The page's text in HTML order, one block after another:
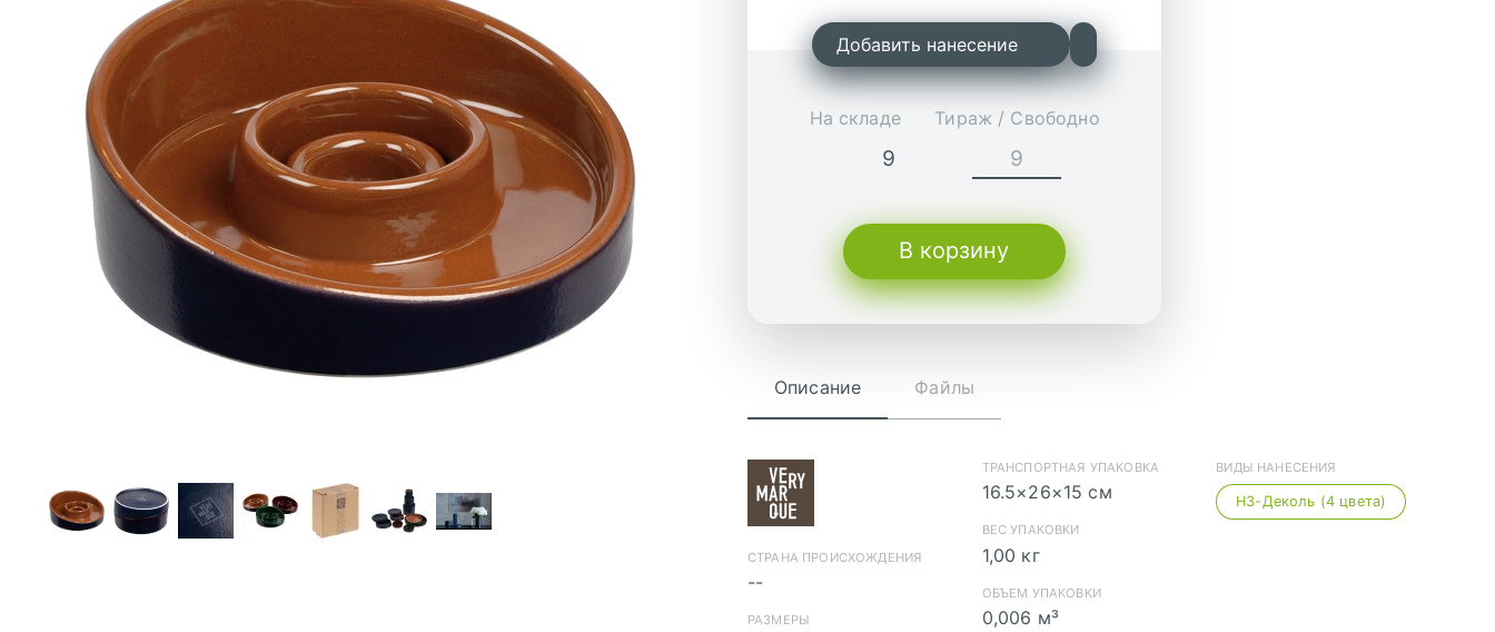
Добавить нанесение
На складе Тираж / Свободно
9
В корзину
Описание
СТРАНА ПРОИСХОЖДЕНИЯ
--
РАЗМЕРЫ
ТРАНСПОРТНАЯ УПАКОВКА
16.5×26×15 см
ВЕС УПАКОВКИ
1,00 кг
ОБЪЕМ УПАКОВКИ
0,006 м³
ВИДЫ НАНЕСЕНИЯ
H3-Деколь (4 цвета)
Файлы
скачать (cdr)
скачать (pdf)